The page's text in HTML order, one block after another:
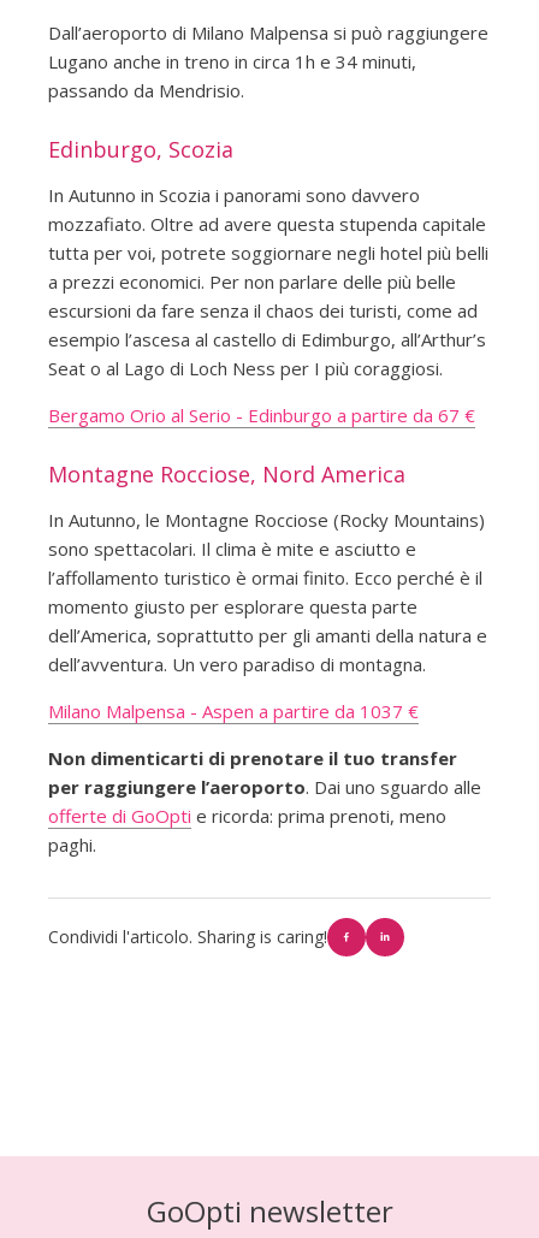
Dall’aeroporto di Milano Malpensa si può raggiungere
Lugano anche in treno in circa 1h e 34 minuti,
passando da Mendrisio.
Edinburgo, Scozia
In Autunno in Scozia i panorami sono davvero
mozzafiato. Oltre ad avere questa stupenda capitale
tutta per voi, potrete soggiornare negli hotel più belli
a prezzi economici. Per non parlare delle più belle
escursioni da fare senza il chaos dei turisti, come ad
esempio l’ascesa al castello di Edimburgo, all’Arthur’s
Seat o al Lago di Loch Ness per I più coraggiosi.
Bergamo Orio al Serio - Edinburgo a partire da 67 €
Montagne Rocciose, Nord America
In Autunno, le Montagne Rocciose (Rocky Mountains)
sono spettacolari. Il clima è mite e asciutto e
l’affollamento turistico è ormai finito. Ecco perché è il
momento giusto per esplorare questa parte
dell’America, soprattutto per gli amanti della natura e
dell’avventura. Un vero paradiso di montagna.
Milano Malpensa - Aspen a partire da 1037 €
Non dimenticarti di prenotare il tuo transfer
per raggiungere l’aeroporto. Dai uno sguardo alle
offerte di GoOpti e ricorda: prima prenoti, meno
paghi.
Condividi l'articolo. Sharing is caring!
GoOpti newsletter